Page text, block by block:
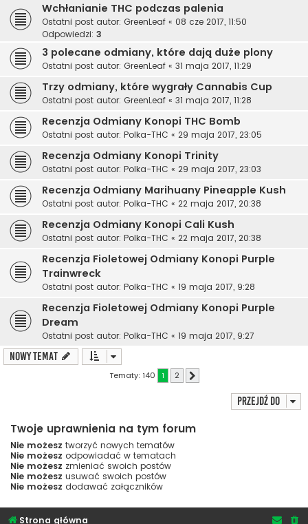
Wchłanianie THC podczas palenia
Ostatni post autor: GreenLeaf « 08 cze 2017, 11:50
Odpowiedzi: 3
3 polecane odmiany, które dają duże plony
Ostatni post autor: GreenLeaf « 31 maja 2017, 11:29
Trzy odmiany, które wygrały Cannabis Cup
Ostatni post autor: GreenLeaf « 31 maja 2017, 11:28
Recenzja Odmiany Konopi THC Bomb
Ostatni post autor: Polka-THC « 29 maja 2017, 23:05
Recenzja Odmiany Konopi Trinity
Ostatni post autor: Polka-THC « 29 maja 2017, 23:03
Recenzja Odmiany Marihuany Pineapple Kush
Ostatni post autor: Polka-THC « 22 maja 2017, 20:38
Recenzja Odmiany Konopi Cali Kush
Ostatni post autor: Polka-THC « 22 maja 2017, 20:38
Recenzja Fioletowej Odmiany Konopi Purple
Trainwreck
Ostatni post autor: Polka-THC « 19 maja 2017, 9:28
Recenzja Fioletowej Odmiany Konopi Purple
Dream
Ostatni post autor: Polka-THC « 19 maja 2017, 9:27
NOWY TEMAT
Tematy: 140 1 2
Przejdź do
Twoje uprawnienia na tym forum
Nie możesz tworzyć nowych tematów
Nie możesz odpowiadać w tematach
Nie możesz zmieniać swoich postów
Nie możesz usuwać swoich postów
Nie możesz dodawać załączników
Strona główna